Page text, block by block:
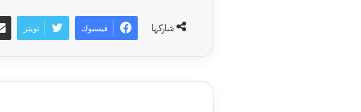
شاركها فيسبوك تويتر